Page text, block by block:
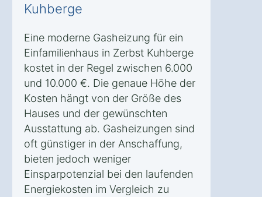
Kuhberge
Eine moderne Gasheizung für ein
Einfamilienhaus in Zerbst Kuhberge
kostet in der Regel zwischen 6.000
und 10.000 €. Die genaue Höhe der
Kosten hängt von der Größe des
Hauses und der gewünschten
Ausstattung ab. Gasheizungen sind
oft günstiger in der Anschaffung,
bieten jedoch weniger
Einsparpotenzial bei den laufenden
Energiekosten im Vergleich zu